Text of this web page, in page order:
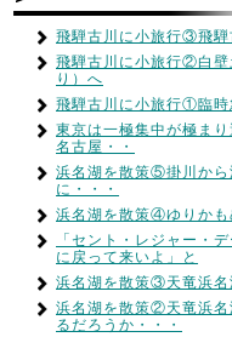
飛騨古川に小旅行③飛騨
飛騨古川に小旅行②白壁
り）へ
飛騨古川に小旅行①臨時
東京は一極集中が極ま
名古屋・・
浜名湖を散策⑤掛川から
に・・・
浜名湖を散策④ゆりかも
「セント・レジャー・
に戻って来いよ」と
浜名湖を散策③天竜浜名
浜名湖を散策②天竜浜名
るだろうか・・・